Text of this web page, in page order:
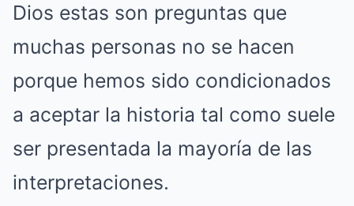
Dios estas son preguntas que
muchas personas no se hacen
porque hemos sido condicionados
a aceptar la historia tal como suele
ser presentada la mayoría de las
interpretaciones.